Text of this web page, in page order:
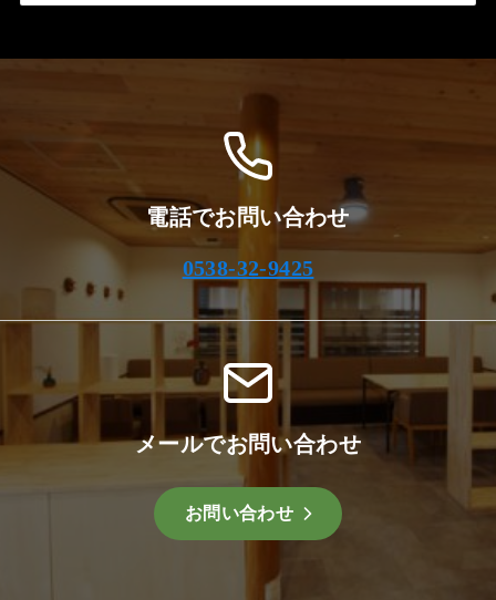
電話でお問い合わせ
0538-32-9425
メールでお問い合わせ
お問い合わせ